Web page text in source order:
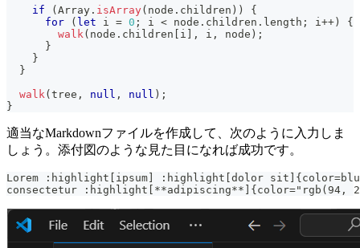
if
( Array . isArray( node . children ) )
{
for
( let i = 0 ; i < node . children . length ; i++ )
{
walk( node . children i , i , node ) ;
}
}
}
walk( tree , null , null ) ;
}
適当なMarkdownファイルを作成して、次のように入力しま
しょう。添付図のような見た目になれば成功です。
Lorem :highlight[ipsum] :highlight[dolor
consectetur